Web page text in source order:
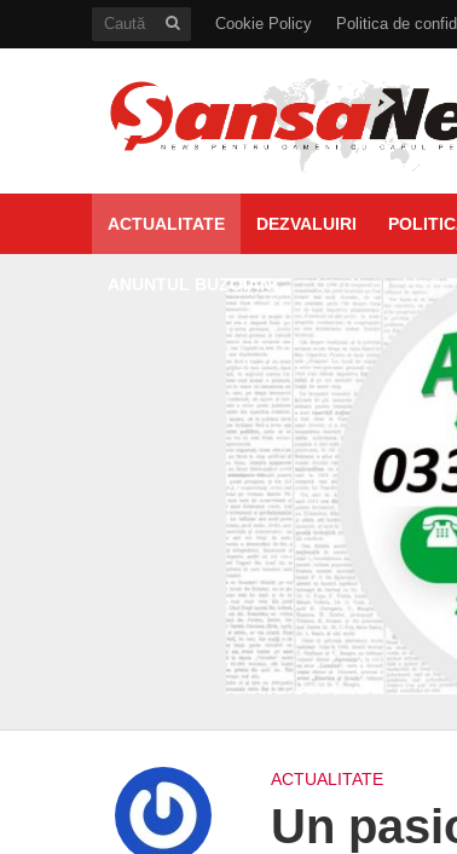
Cookie Policy Politica de
ACTUALITATE DEZVALUIRI
ANUNTUL BUZOIAN
ACTUALITATE
Un